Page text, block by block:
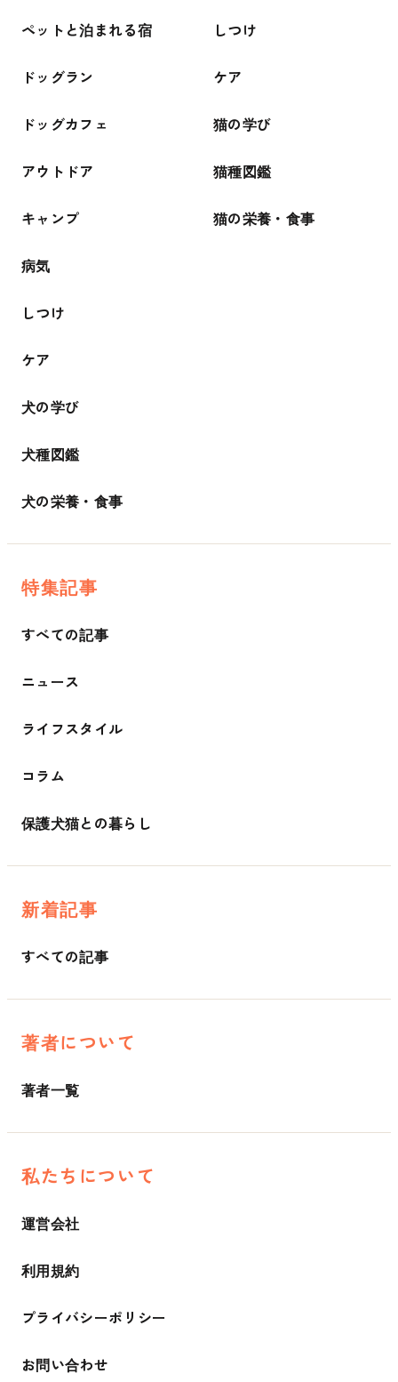
ペットと泊まれる宿
ドッグラン
ドッグカフェ
アウトドア
キャンプ
病気
しつけ
ケア
犬の学び
犬種図鑑
犬の栄養・食事
しつけ
ケア
猫の学び
猫種図鑑
猫の栄養・食事
特集記事
すべての記事
ニュース
ライフスタイル
コラム
保護犬猫との暮らし
新着記事
すべての記事
著者について
著者一覧
私たちについて
運営会社
利用規約
プライバシーポリシー
お問い合わせ